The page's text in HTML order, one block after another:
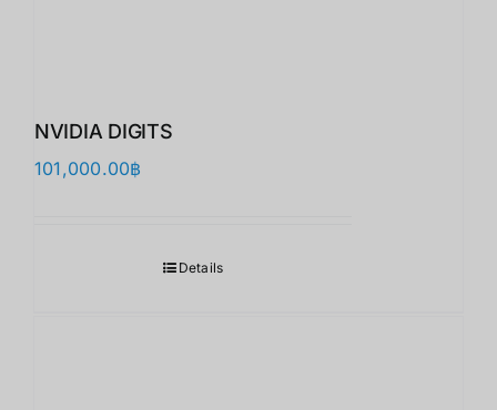
NVIDIA DIGITS
101,000.00฿
Details